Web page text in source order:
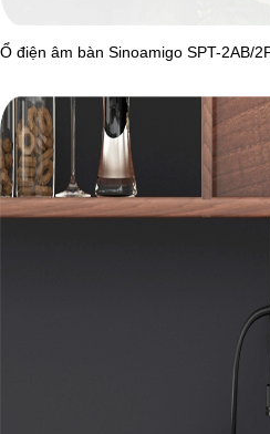
Ổ điện âm bàn Sinoamigo SPT-2AB/